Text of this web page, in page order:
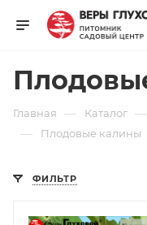
Главная — Каталог —
— Плодовые калины
ФИЛЬТР